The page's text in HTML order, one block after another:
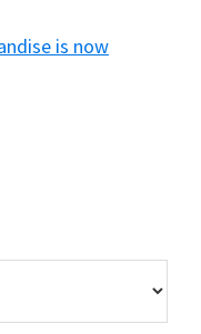
is now